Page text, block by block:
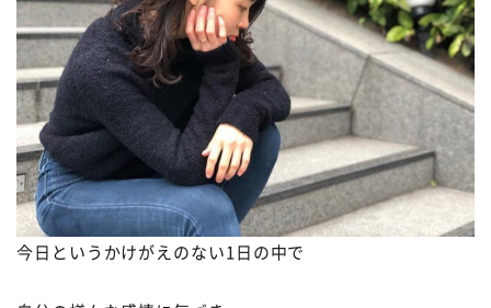
今日というかけがえのない1日の中で